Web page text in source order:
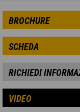
BROCHURE
SCHEDA
RICHIEDI
VIDEO